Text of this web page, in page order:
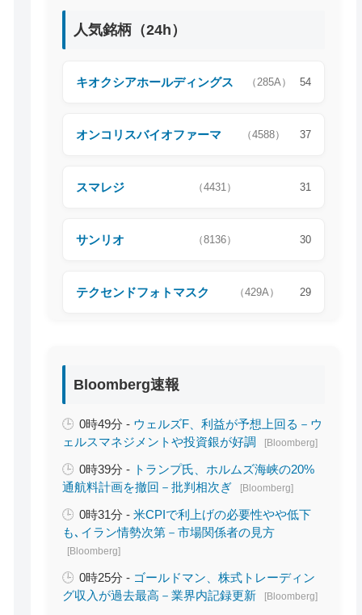
人気銘柄（24h）
キオクシアホールディングス （285A） 54
オンコリスバイオファーマ （4588） 37
スマレジ （4431） 31
サンリオ （8136） 30
テクセンドフォトマスク （429A） 29
Bloomberg速報
0時49分 - ウェルズF、利益が予想上回る－ウ
ェルスマネジメントや投資銀が好調
[Bloomberg]
0時39分 - トランプ氏、ホルムズ海峡の20%
通航料計画を撤回－批判相次ぎ
[Bloomberg]
0時31分 -米CPIで利上げの必要性やや低下
も､イラン情勢次第－市場関係者の見方
[Bloomberg]
0時25分 - ゴールドマン、株式トレーディン
グ収入が過去最高－業界内記録更新
[Bloomberg]